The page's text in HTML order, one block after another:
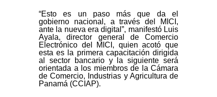
“Esto es un paso más que da el
gobierno nacional, a través del MICI,
ante la nueva era digital”, manifestó Luis
Ayala, director general de Comercio
Electrónico del MICI, quien acotó que
esta es la primera capacitación dirigida
al sector bancario y la siguiente será
orientada a los miembros de la Cámara
de Comercio, Industrias y Agricultura de
Panamá (CCIAP).